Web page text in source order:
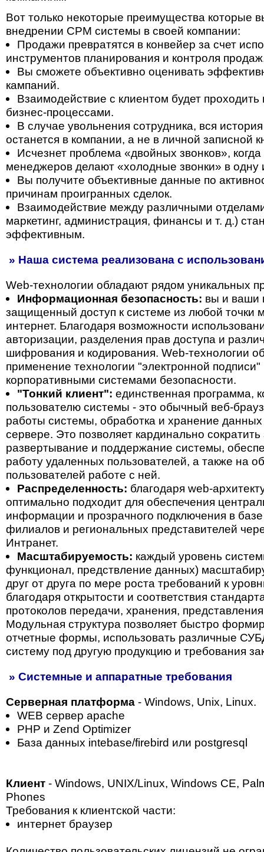
Вот только некоторые преимущества которые
внедрении СРМ системы в своей компании:
Продажи превратятся в конвейер за счет
инструментов планирования и контроля
Вы сможете объективно оценивать
кампаний.
Взаимодействие с клиентом будет проходить
бизнес-процессами.
В случае увольнения сотрудника, вся
останется в компании, а не в личной записной
Исчезнет проблема «двойных звонков», когда
менеджеров делают «холодные звонки» в одну
Вы получите объективные данные по
причинам проигранных сделок.
Взаимодействие между различными
маркетинг, администрация, финансы и т. д.)
эффективным.
» Наша система реализована с
Web-технологии обладают рядом уникальных
Информационная безопасность: вы и ваши
защищенный доступ к системе из любой точки
интернет. Благодаря возможности
авторизации, разделения прав доступа и
шифрования и кодирования. Web-технологии
применение технологии "электронной
корпоративными системами безопасности.
"Тонкий клиент": единственная программа,
пользователю системы - это обычный веб-
работы системы, обработка и хранение
сервере. Это позволяет кардинально
развертывание и поддержание системы,
работу удаленных пользователей, а также на
пользователей работе с ней.
Распределенность: благодаря web-
оптимально подходит для обеспечения
информации и прозрачного подключения в
филиалов и региональных представителей
Интранет.
Масштабируемость: каждый уровень
функционал, предствление данных)
друг от друга по мере роста требований к
благодаря открытости и соответствия
протоколов передачи, хранения,
Модульная структура позволяет быстро
отчетные формы, использовать различные
систему под другую продукцию и требования
» Системные и аппаратные требования
Серверная платформа - Windows, Unix, Linux.
WEB сервер apaсhe
PHP и Zend Optimizer
База данных intebase/firebird или postgresql
Клиент - Windows, UNIX/Linux, Windows CE,
Phones
Требования к клиентской части:
интернет браузер